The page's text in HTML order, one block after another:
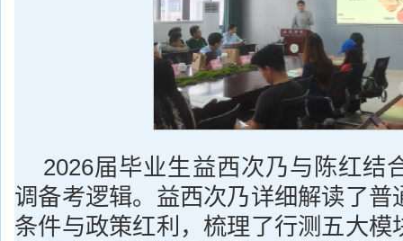
2026届毕业生益西次乃与陈红结
调备考逻辑。益西次乃详细解读了普
条件与政策红利，梳理了行测五大模